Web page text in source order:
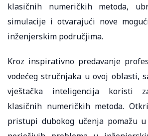
klasičnih numeričkih metoda,
simulacije i otvarajući nove
inženjerskim područjima.
Kroz inspirativno predavanje
vodećeg stručnjaka u ovoj oblasti,
vještačka inteligencija koristi
klasičnih numeričkih metoda.
pristupi dubokog učenja pomažu